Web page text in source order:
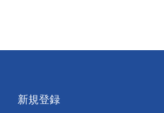
新規登録